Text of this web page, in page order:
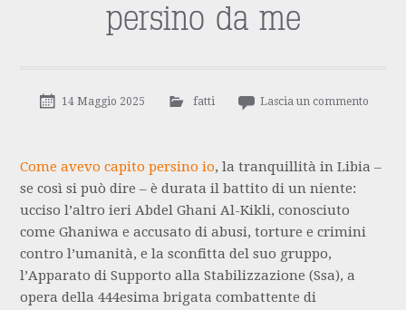
persino da me
14 Maggio 2025 fatti Lascia un commento
Come avevo capito persino io, la tranquillità in Libia –
se così si può dire – è durata il battito di un niente:
ucciso l’altro ieri Abdel Ghani Al-Kikli, conosciuto
come Ghaniwa e accusato di abusi, torture e crimini
contro l’umanità, e la sconfitta del suo gruppo,
l’Apparato di Supporto alla Stabilizzazione (Ssa), a
opera della 444esima brigata combattente di